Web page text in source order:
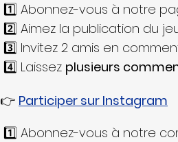
1️⃣ Abonnez-vous à notre
2️⃣ Aimez la publication du
3️⃣ Invitez 2 amis en
4️⃣ Laissez plusieurs
👉 Participer sur Instagram
1️⃣ Abonnez-vous à notre